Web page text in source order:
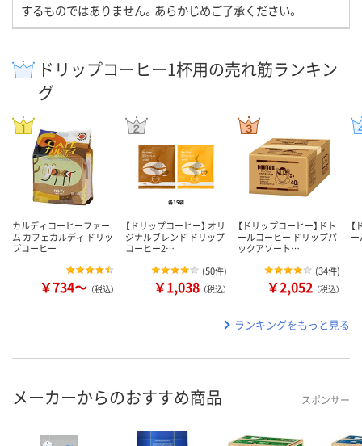
するものではありません。あらかじめご了承ください。
ドリップコーヒー1杯用の売れ筋ランキン
グ
カルディコーヒーファー
ム カフェカルディ ドリッ
プコーヒー
￥734～ （税込）
【ドリップコーヒー】 オリ
ジナルブレンド ドリップ
コーヒー2…
(50件)
￥1,038 （税込）
【ドリップコーヒー】ドト
ールコーヒー ドリップパ
ックアソート…
(34件)
￥2,052 （税込）
ランキングをもっと見る
メーカーからのおすすめ商品 スポンサー